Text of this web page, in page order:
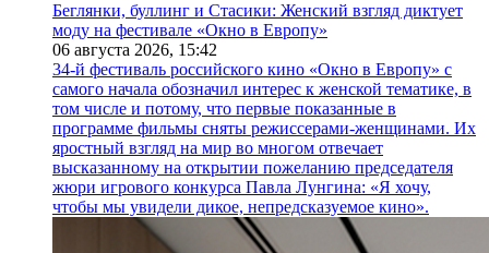
Беглянки, буллинг и Стасики: Женский взгляд диктует
моду на фестивале «Окно в Европу»
06 августа 2026, 15:42
34-й фестиваль российского кино «Окно в Европу» с
самого начала обозначил интерес к женской тематике, в
том числе и потому, что первые показанные в
программе фильмы сняты режиссерами-женщинами. Их
яростный взгляд на мир во многом отвечает
высказанному на открытии пожеланию председателя
жюри игрового конкурса Павла Лунгина: «Я хочу,
чтобы мы увидели дикое, непредсказуемое кино».